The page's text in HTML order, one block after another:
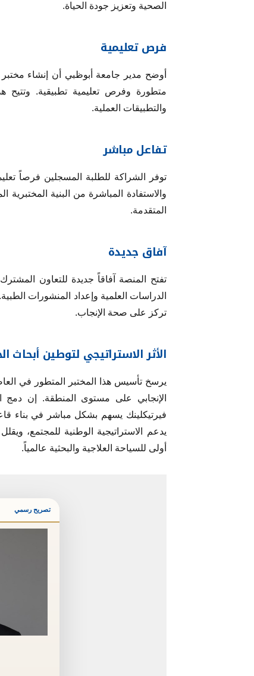
الصحية وتعزيز جودة الحياة.
فرص تعليمية
أوضح مدير جامعة أبوظبي أن إنشاء مختبر
متطورة وفرص تعليمية تطبيقية. وتتيح
والتطبيقات العملية.
تفاعل مباشر
توفر الشراكة للطلبة المسجلين فرصاً
والاستفادة المباشرة من البنية
المتقدمة.
آفاق جديدة
تفتح المنصة آفاقاً جديدة للتعاون
الدراسات العلمية وإعداد المنشورات
تركز على صحة الإنجاب.
الأثر الاستراتيجي لتوطين أبحاث
يرسخ تأسيس هذا المختبر المتطور في
الإنجابي على مستوى المنطقة. إن دمج
فيرتيكلينك يسهم بشكل مباشر في بناء
يدعم الاستراتيجية الوطنية للمجتمع،
أولى للسياحة العلاجية والبحثية عالمياً.
تصريح رسمي